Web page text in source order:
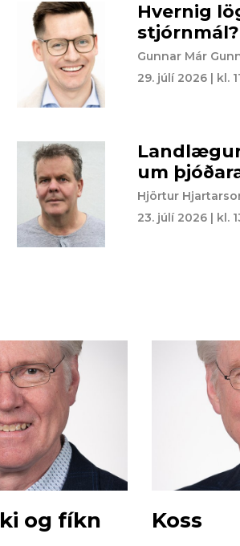
Hvernig
stjórnmál?
Gunnar Már
29. júlí 2026 | kl.
um
Hjörtur
23. júlí 2026 | kl.
og fíkn Koss